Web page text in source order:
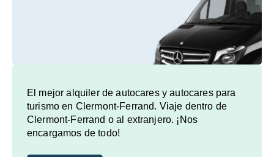
El mejor alquiler de autocares y autocares para
turismo en Clermont-Ferrand. Viaje dentro de
Clermont-Ferrand o al extranjero. ¡Nos
encargamos de todo!